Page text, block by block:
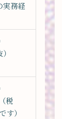
実務経
税
す）